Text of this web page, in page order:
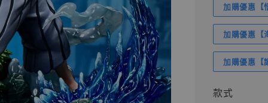
加購優惠【
加購優惠【
加購優惠【
款式